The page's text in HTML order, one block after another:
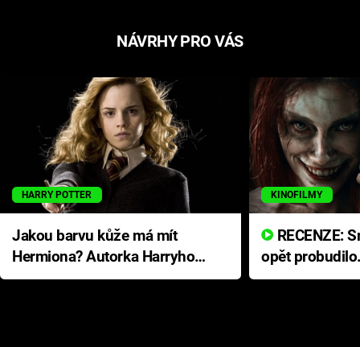
NÁVRHY PRO VÁS
HARRY POTTER
Jakou barvu kůže má mít
Hermiona? Autorka Harryho
Pottera přišla s ráznou
KINOFILMY
opět
přichází s